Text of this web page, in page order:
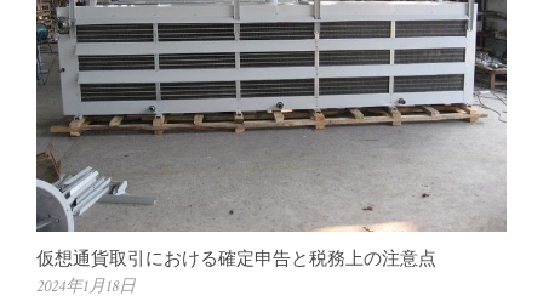
仮想通貨取引における確定申告と税務上の注意点
2024年1月18日